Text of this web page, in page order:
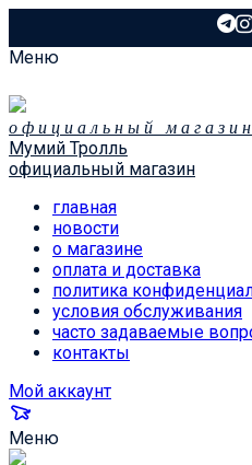
Меню
официальный магазин
Мумий Тролль
официальный магазин
главная
новости
о магазине
оплата и доставка
политика
условия обслуживания
часто задаваемые
контакты
Мой аккаунт
Меню